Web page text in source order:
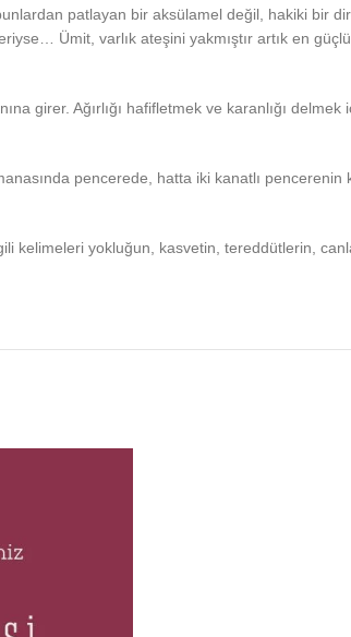
patlayan bir aksülamel değil, hakiki bir
Ümit, varlık ateşini yakmıştır artık en
girer. Ağırlığı hafifletmek ve karanlığı
pencerede, hatta iki kanatlı
yokluğun, kasvetin, tereddütlerin,